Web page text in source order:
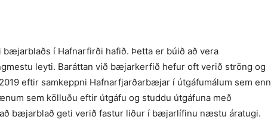
í Hafnarfirði hafið. Þetta er búið að vera
leyti. Baráttan við bæjarkerfið hefur oft verið ströng og
eftir samkeppni Hafnarfjarðarbæjar í útgáfumálum sem enn
sem kölluðu eftir útgáfu og studdu útgáfuna með
bæjarblað geti verið fastur liður í bæjarlífinu næstu áratugi.